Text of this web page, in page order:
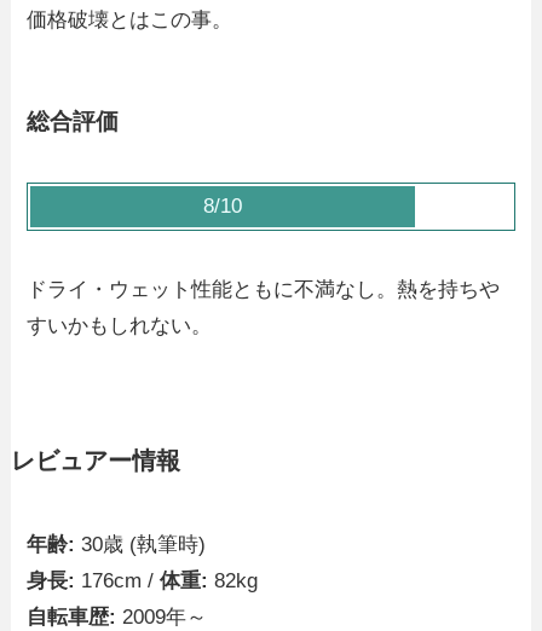
価格破壊とはこの事。
総合評価
8/10
ドライ・ウェット性能ともに不満なし。熱を持ちや
すいかもしれない。
レビュアー情報
年齢: 30歳 (執筆時)
身長: 176cm /体重: 82kg
自転車歴: 2009年～